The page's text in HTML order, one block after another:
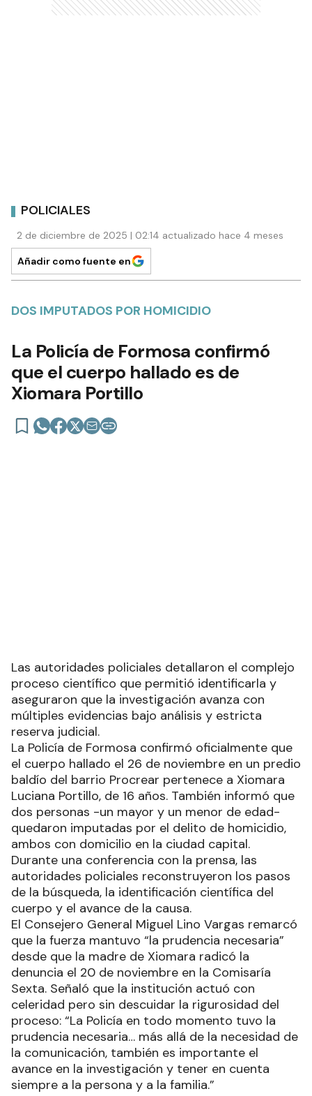
POLICIALES
2 de diciembre de 2025 | 02:14 actualizado hace 4 meses
Añadir como fuente en
DOS IMPUTADOS POR HOMICIDIO
La Policía de Formosa confirmó
que el cuerpo hallado es de
Xiomara Portillo
Las autoridades policiales detallaron el complejo
proceso científico que permitió identificarla y
aseguraron que la investigación avanza con
múltiples evidencias bajo análisis y estricta
reserva judicial.
La Policía de Formosa confirmó oficialmente que
el cuerpo hallado el 26 de noviembre en un predio
baldío del barrio Procrear pertenece a Xiomara
Luciana Portillo, de 16 años. También informó que
dos personas -un mayor y un menor de edad-
quedaron imputadas por el delito de homicidio,
ambos con domicilio en la ciudad capital.
Durante una conferencia con la prensa, las
autoridades policiales reconstruyeron los pasos
de la búsqueda, la identificación científica del
cuerpo y el avance de la causa.
El Consejero General Miguel Lino Vargas remarcó
que la fuerza mantuvo “la prudencia necesaria”
desde que la madre de Xiomara radicó la
denuncia el 20 de noviembre en la Comisaría
Sexta. Señaló que la institución actuó con
celeridad pero sin descuidar la rigurosidad del
proceso: “La Policía en todo momento tuvo la
prudencia necesaria… más allá de la necesidad de
la comunicación, también es importante el
avance en la investigación y tener en cuenta
siempre a la persona y a la familia.”